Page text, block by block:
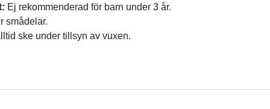
Ej rekommenderad för barn under 3 år.
smådelar.
ske under tillsyn av vuxen.